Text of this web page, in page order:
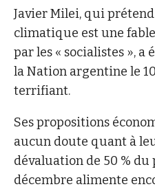
Javier Milei, qui
climatique est une
par les « socialistes »,
la Nation argentine le
terrifiant.
Ses propositions
aucun doute quant à
dévaluation de 50 % du
décembre alimente